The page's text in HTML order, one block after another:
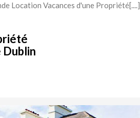
Location Vacances d'une Propriété[....]
Dublin